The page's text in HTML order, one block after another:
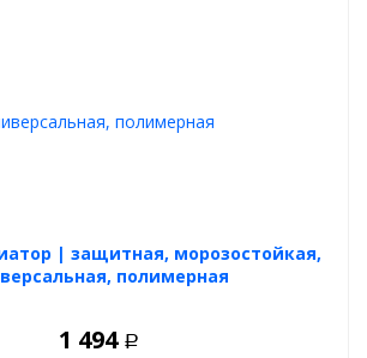
| защитная, морозостойкая,
полимерная
1 494 Р